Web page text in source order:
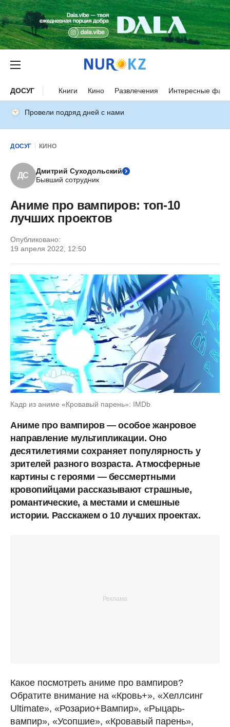
ДОСУГ Книги Кино Развлечения Интересные
Провели подряд дней с нами
ДОСУГ КИНО
ДС
Дмитрий Суходольский
Бывший сотрудник
Аниме про вампиров: топ-10
лучших проектов
Опубликовано:
19 апреля 2022, 12:50
Кадр из аниме «Кровавый парень»: IMDb
Аниме про вампиров — особое жанровое
направление мультипликации. Оно
десятилетиями сохраняет популярность у
зрителей разного возраста. Атмосферные
картины с героями — бессмертными
кровопийцами рассказывают страшные,
романтические, а местами и смешные
истории. Расскажем о 10 лучших проектах.
Какое посмотреть аниме про вампиров?
Обратите внимание на «Кровь+», «Хеллсинг
Ultimate», «Розарио+Вампир», «Рыцарь-
вампир», «Усопшие», «Кровавый парень»,